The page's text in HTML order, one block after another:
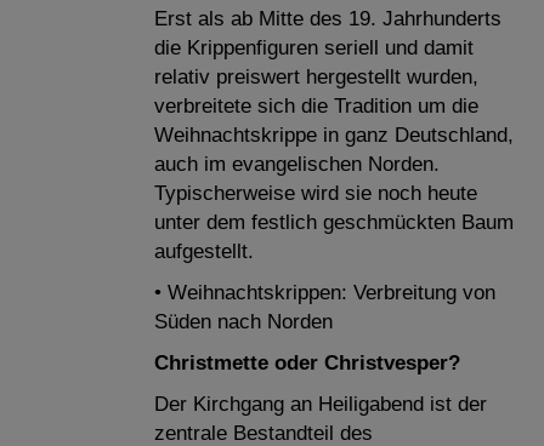
Erst als ab Mitte des 19. Jahrhunderts
die Krippenfiguren seriell und damit
relativ preiswert hergestellt wurden,
verbreitete sich die Tradition um die
Weihnachtskrippe in ganz Deutschland,
auch im evangelischen Norden.
Typischerweise wird sie noch heute
unter dem festlich geschmückten Baum
aufgestellt.
• Weihnachtskrippen: Verbreitung von
Süden nach Norden
Christmette oder Christvesper?
Der Kirchgang an Heiligabend ist der
zentrale Bestandteil des